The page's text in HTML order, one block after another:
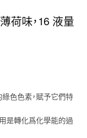
荷味，16 液量
色色素，賦予它們特
是轉化爲化學能的過